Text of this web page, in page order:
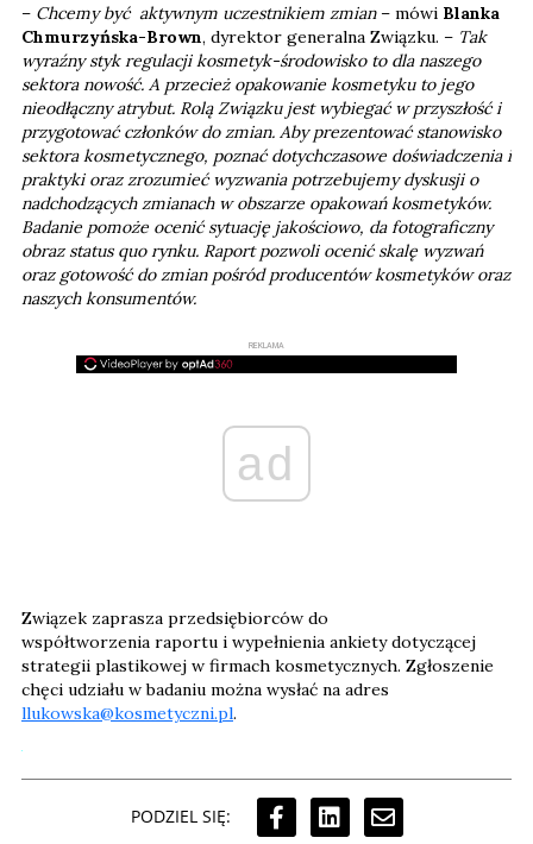
– Chcemy być aktywnym uczestnikiem zmian – mówi Blanka
Chmurzyńska-Brown, dyrektor generalna Związku. – Tak
wyraźny styk regulacji kosmetyk-środowisko to dla naszego
sektora nowość. A przecież opakowanie kosmetyku to jego
nieodłączny atrybut. Rolą Związku jest wybiegać w przyszłość i
przygotować członków do zmian. Aby prezentować stanowisko
sektora kosmetycznego, poznać dotychczasowe doświadczenia i
praktyki oraz zrozumieć wyzwania potrzebujemy dyskusji o
nadchodzących zmianach w obszarze opakowań kosmetyków.
Badanie pomoże ocenić sytuację jakościowo, da fotograficzny
obraz status quo rynku. Raport pozwoli ocenić skalę wyzwań
oraz gotowość do zmian pośród producentów kosmetyków oraz
naszych konsumentów.
REKLAMA
ad
Związek zaprasza przedsiębiorców do
współtworzenia raportu i wypełnienia ankiety dotyczącej
strategii plastikowej w firmach kosmetycznych. Zgłoszenie
chęci udziału w badaniu można wysłać na adres
llukowska@kosmetyczni.pl.
PODZIEL SIĘ: